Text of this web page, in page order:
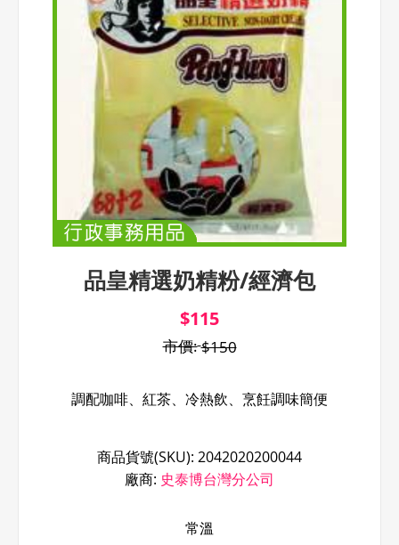
品皇精選奶精粉/經濟包
$115
市價:$150
商品貨號(SKU): 2042020200044
廠商: 史泰博台灣分公司
常溫